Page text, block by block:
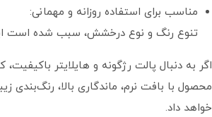
مناسب برای استفاده روزانه و مهمانی:
تنوع رنگ و نوع درخشش، سبب شده است
اگر به‌ دنبال پالت رژگونه و هایلایتر
محصول با بافت نرم، ماندگاری بالا،
خواهد داد.